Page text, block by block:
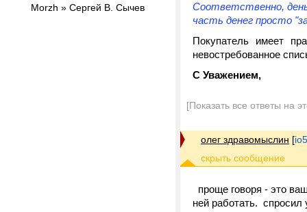
Morzh » Cергей В. Сычев
Соответственно,
часть денег просто
Покупатель имеет
невостребованное
С Уважением,
[Показать все ответы на
олег здравомыслин [
проще говоря - это
ней работать. спросил